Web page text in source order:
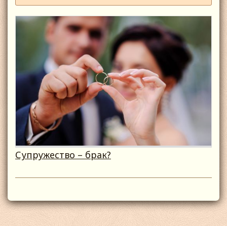
Супружество – брак?